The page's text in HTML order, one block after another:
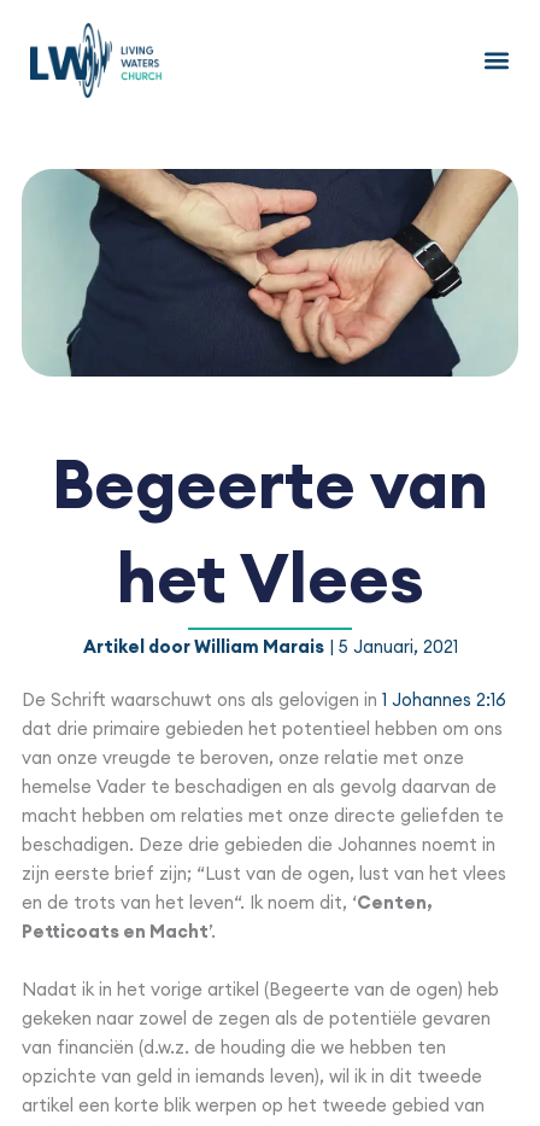
naar
Begeerte van
het Vlees
Artikel door William Marais| 5 Januari, 2021
De Schrift waarschuwt ons als gelovigen in 1 Johannes 2:16
dat drie primaire gebieden het potentieel hebben om ons
van onze vreugde te beroven, onze relatie met onze
hemelse Vader te beschadigen en als gevolg daarvan de
macht hebben om relaties met onze directe geliefden te
beschadigen. Deze drie gebieden die Johannes noemt in
zijn eerste brief zijn; “Lust van de ogen, lust van het vlees
en de trots van het leven“. Ik noem dit, ‘Centen,
Petticoats en Macht’.
Nadat ik in het vorige artikel (Begeerte van de ogen) heb
gekeken naar zowel de zegen als de potentiële gevaren
van financiën (d.w.z. de houding die we hebben ten
opzichte van geld in iemands leven), wil ik in dit tweede
artikel een korte blik werpen op het tweede gebied van